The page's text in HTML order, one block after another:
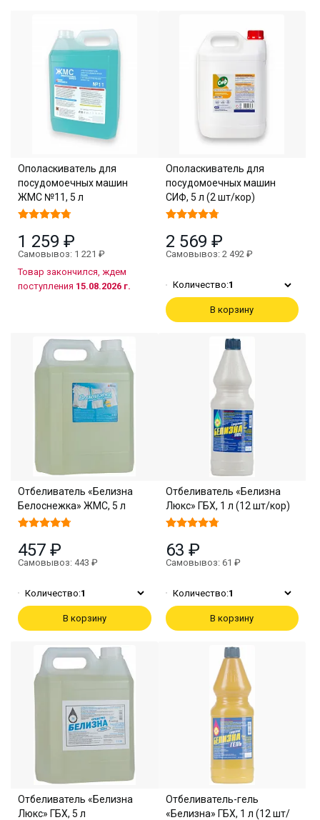
Ополаскиватель для
посудомоечных машин
ЖМС №11, 5 л
1 259 ₽
Самовывоз: 1 221 ₽
Товар закончился, ждем
поступления 15.08.2026 г.
Ополаскиватель для
посудомоечных машин
СИФ, 5 л (2 шт/кор)
2 569 ₽
Самовывоз: 2 492 ₽
Количество:1
В корзину
Отбеливатель «Белизна
Белоснежка» ЖМС, 5 л
457 ₽
Самовывоз: 443 ₽
Количество:1
В корзину
Отбеливатель «Белизна
Люкс» ГБХ, 1 л (12 шт/кор)
63 ₽
Самовывоз: 61 ₽
Количество:1
В корзину
Отбеливатель «Белизна
Люкс» ГБХ, 5 л
Отбеливатель-гель
«Белизна» ГБХ, 1 л (12 шт/